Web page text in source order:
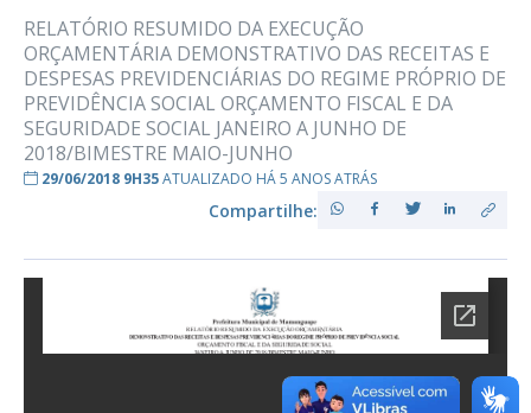
RELATÓRIO RESUMIDO DA EXECUÇÃO
ORÇAMENTÁRIA DEMONSTRATIVO DAS RECEITAS E
DESPESAS PREVIDENCIÁRIAS DO REGIME PRÓPRIO DE
PREVIDÊNCIA SOCIAL ORÇAMENTO FISCAL E DA
SEGURIDADE SOCIAL JANEIRO A JUNHO DE
2018/BIMESTRE MAIO-JUNHO
29/06/2018 9H35ATUALIZADO HÁ 5 ANOS ATRÁS
Compartilhe: